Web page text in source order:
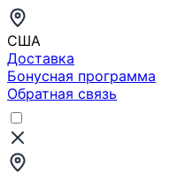
США
Доставка
Бонусная программа
Обратная связь